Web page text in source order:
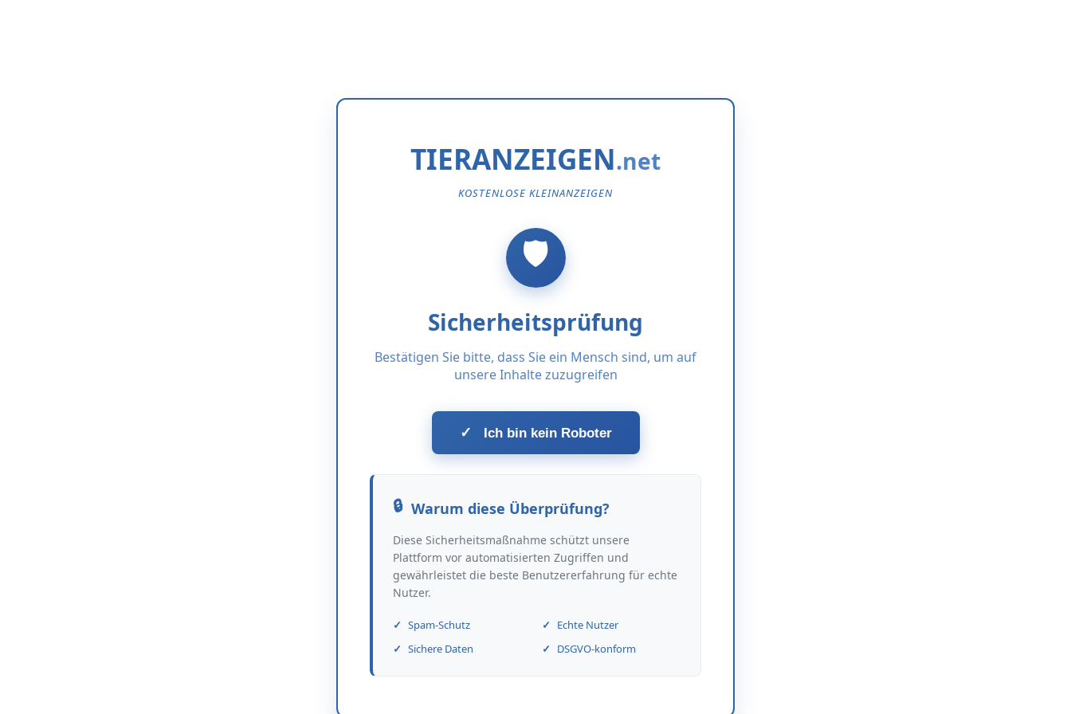
TIERANZEIGEN
KOSTENLOSE KLEINANZEIGEN
Sicherheitsprüfung
Bestätigen Sie bitte, dass Sie ein Mensch sind, um auf
unsere Inhalte zuzugreifen
✓ Ich bin kein Roboter
Warum diese Überprüfung?
Diese Sicherheitsmaßnahme schützt unsere
Plattform vor automatisierten Zugriffen und
gewährleistet die beste Benutzererfahrung für echte
Nutzer.
Spam-Schutz
Echte Nutzer
Sichere Daten
DSGVO-konform